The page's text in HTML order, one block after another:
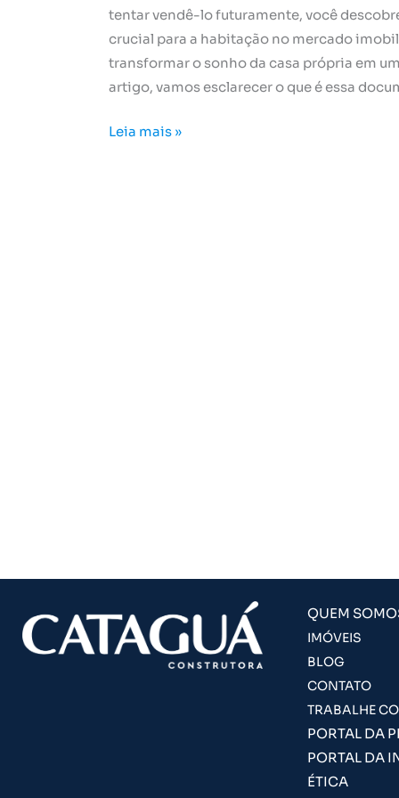
tentar vendê-lo futuramente, você
crucial para a habitação no mercado
transformar o sonho da casa própria em
artigo, vamos esclarecer o que é essa
Leia mais »
QUEM
IMÓVEIS
BLOG
CONTATO
TRABALHE
PORTAL DA
PORTAL DA
ÉTICA